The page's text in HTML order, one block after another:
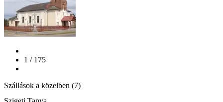
1 / 175
Szállások a közelben (7)